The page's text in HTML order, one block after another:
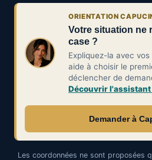
ORIENTATION
Votre situation ne
case ?
Expliquez-la avec
aide à choisir le
déclencher de
Découvrir l'assistant
Demander à
Les coordonnées ne sont proposées